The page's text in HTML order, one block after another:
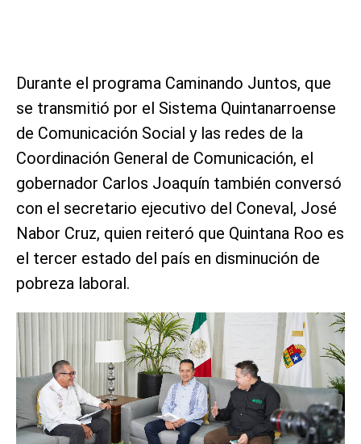
Durante el programa Caminando Juntos, que
se transmitió por el Sistema Quintanarroense
de Comunicación Social y las redes de la
Coordinación General de Comunicación, el
gobernador Carlos Joaquín también conversó
con el secretario ejecutivo del Coneval, José
Nabor Cruz, quien reiteró que Quintana Roo es
el tercer estado del país en disminución de
pobreza laboral.